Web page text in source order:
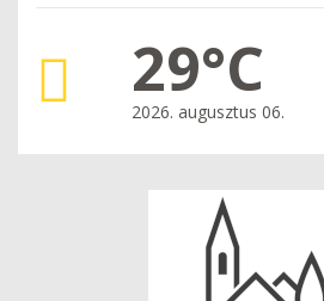
29°C
2026. augusztus 06.